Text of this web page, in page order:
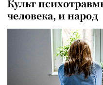
Культ
человека, и народ